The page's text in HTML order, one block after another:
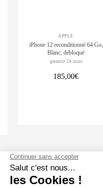
APPLE
iPhone 12 reconditionné 64 Go,
Blanc, débloqué
garantie 24 mois
185,00€